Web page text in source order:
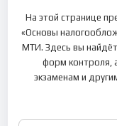
На этой странице
«Основы
МТИ. Здесь вы
форм контроля,
экзаменам и